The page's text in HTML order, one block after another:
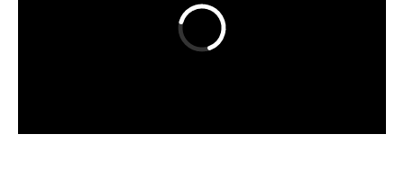
الدوري السعودي للمحترفين